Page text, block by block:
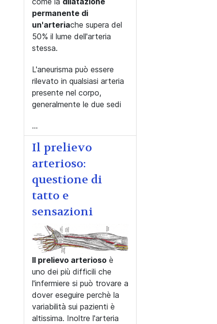
permanente di
un'arteriache supera del
50% il lume dell'arteria
stessa.
L'aneurisma può essere
rilevato in qualsiasi arteria
presente nel corpo,
generalmente le due sedi
...
Il prelievo
arterioso:
questione di
tatto e
sensazioni
Il prelievo arterioso è
uno dei più difficili che
l'infermiere si può trovare a
dover eseguire perchè la
variabilità sui pazienti è
altissima. Inoltre l'arteria